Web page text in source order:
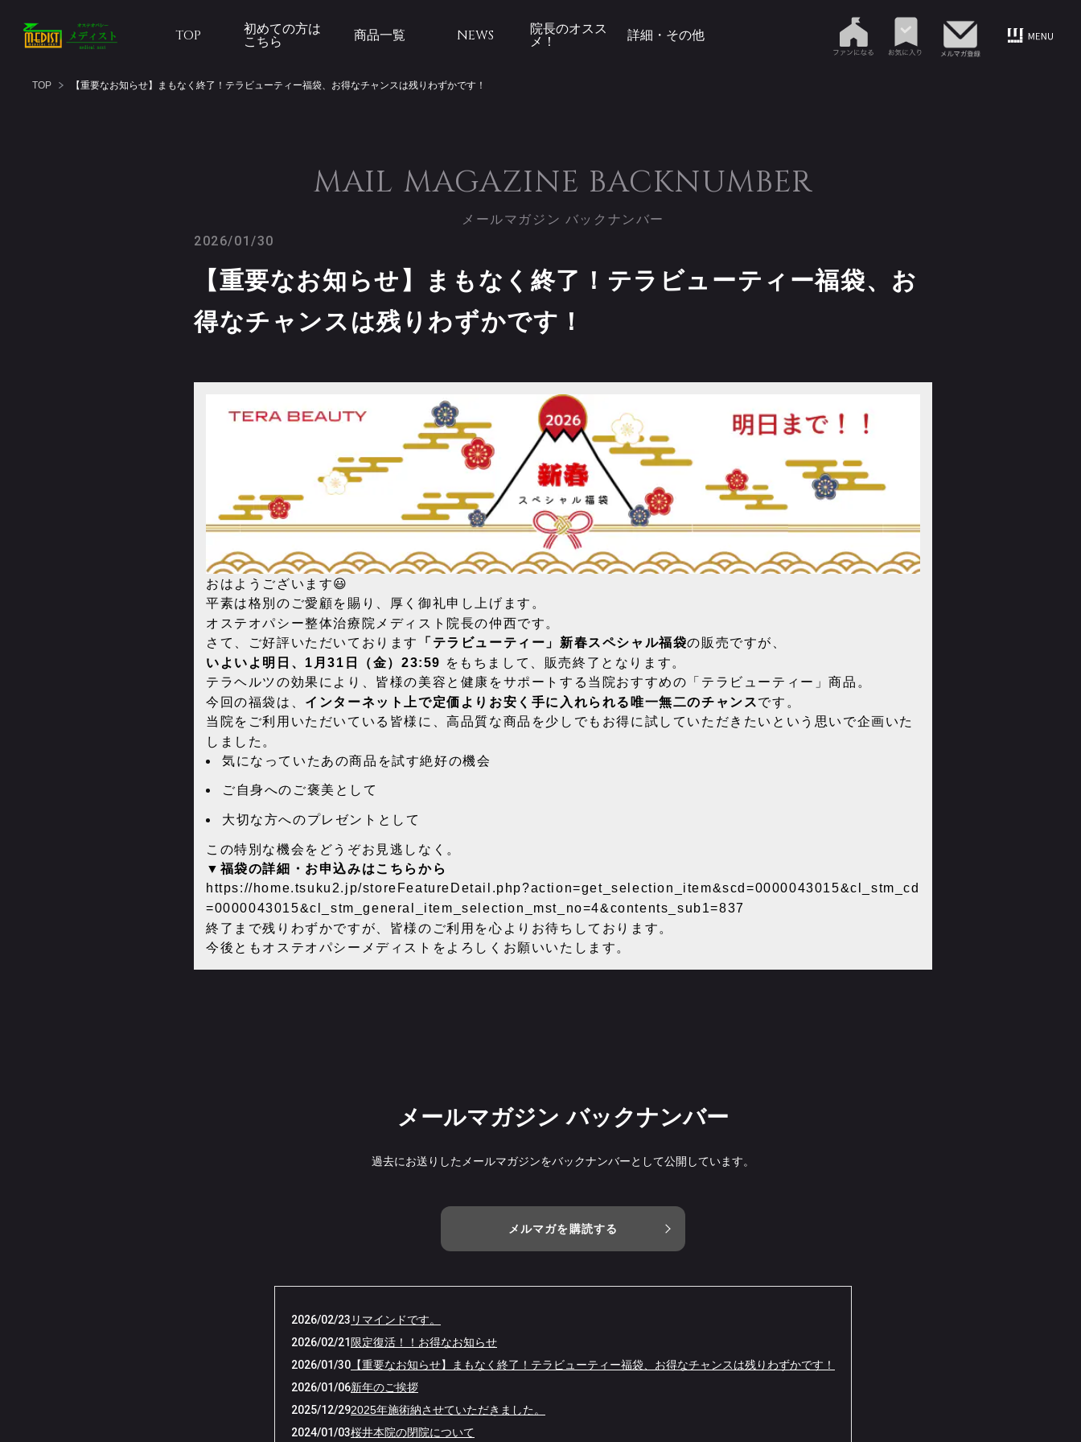
TOP 初めての方は
こちら 商品一覧 NEWS 院長のオスス
メ！ 詳細・その他
TOP 【重要なお知らせ】まもなく終了！テラビューティー福袋、お得なチャンスは残りわずかです！
MAIL MAGAZINE BACKNUMBER
メールマガジン バックナンバー
2026/01/30
【重要なお知らせ】まもなく終了！テラビューティー福袋、お
得なチャンスは残りわずかです！
おはようございます😃
平素は格別のご愛顧を賜り、厚く御礼申し上げます。
オステオパシー整体治療院メディスト院長の仲西です。
さて、ご好評いただいております
「テラビューティー」新春スペシャル福袋の販売ですが、
いよいよ明日、1月31日（金）23:59 をもちまして、販売終了となります。
テラヘルツの効果により、皆様の美容と健康をサポートする当院おすすめの「テラビューティー」商品。
今回の福袋は、 インターネット上で定価よりお安く手に入れられる唯一無二のチャンスです。
当院をご利用いただいている皆様に、高品質な商品を少しでもお得に試していただきたいという思いで企画いた
しました。
気になっていたあの商品を試す絶好の機会
ご自身へのご褒美として
大切な方へのプレゼントとして
この特別な機会をどうぞお見逃しなく。
▼福袋の詳細・お申込みはこちらから
https://home.tsuku2.jp/storeFeatureDetail.php?action=get_selection_item&scd=0000043015&cl_stm_cd
=0000043015&cl_stm_general_item_selection_mst_no=4&contents_sub1=837
終了まで残りわずかですが、皆様のご利用を心よりお待ちしております。
今後ともオステオパシーメディストをよろしくお願いいたします。
メールマガジン バックナンバー
過去にお送りしたメールマガジンをバックナンバーとして公開しています。
メルマガを購読する
2026/02/23 リマインドです。
2026/02/21 限定復活！！お得なお知らせ
2026/01/30 【重要なお知らせ】まもなく終了！テラビューティー福袋、お得なチャンスは残りわずかです！
2026/01/06新年のご挨拶
2025/12/292025年施術納させていただきました。
2024/01/03桜井本院の閉院について